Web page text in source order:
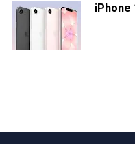
iPhone